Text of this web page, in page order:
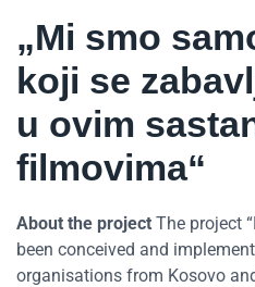
„Mi smo
koji se
u ovim
filmovima“
About the project The project
been conceived and
organisations from Kosovo